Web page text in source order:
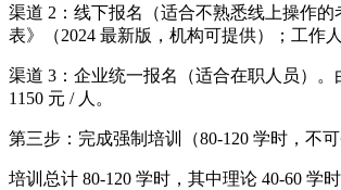
渠道 2：线下报名（适合不熟悉线上操作
表》（2024 最新版，机构可提供）；工作
渠道 3：企业统一报名（适合在职人员）
1150 元 / 人。
第三步：完成强制培训（80-120 学时，不可
培训总计 80-120 学时，其中理论 40-60 学